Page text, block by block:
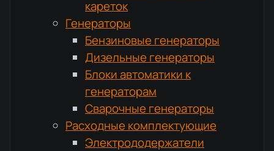
кареток
Генераторы
Бензиновые генераторы
Дизельные генераторы
Блоки автоматики к
генераторам
Сварочные генераторы
Расходные комплектующие
Электрододержатели